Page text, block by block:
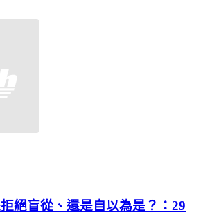
絕盲從、還是自以為是？：29